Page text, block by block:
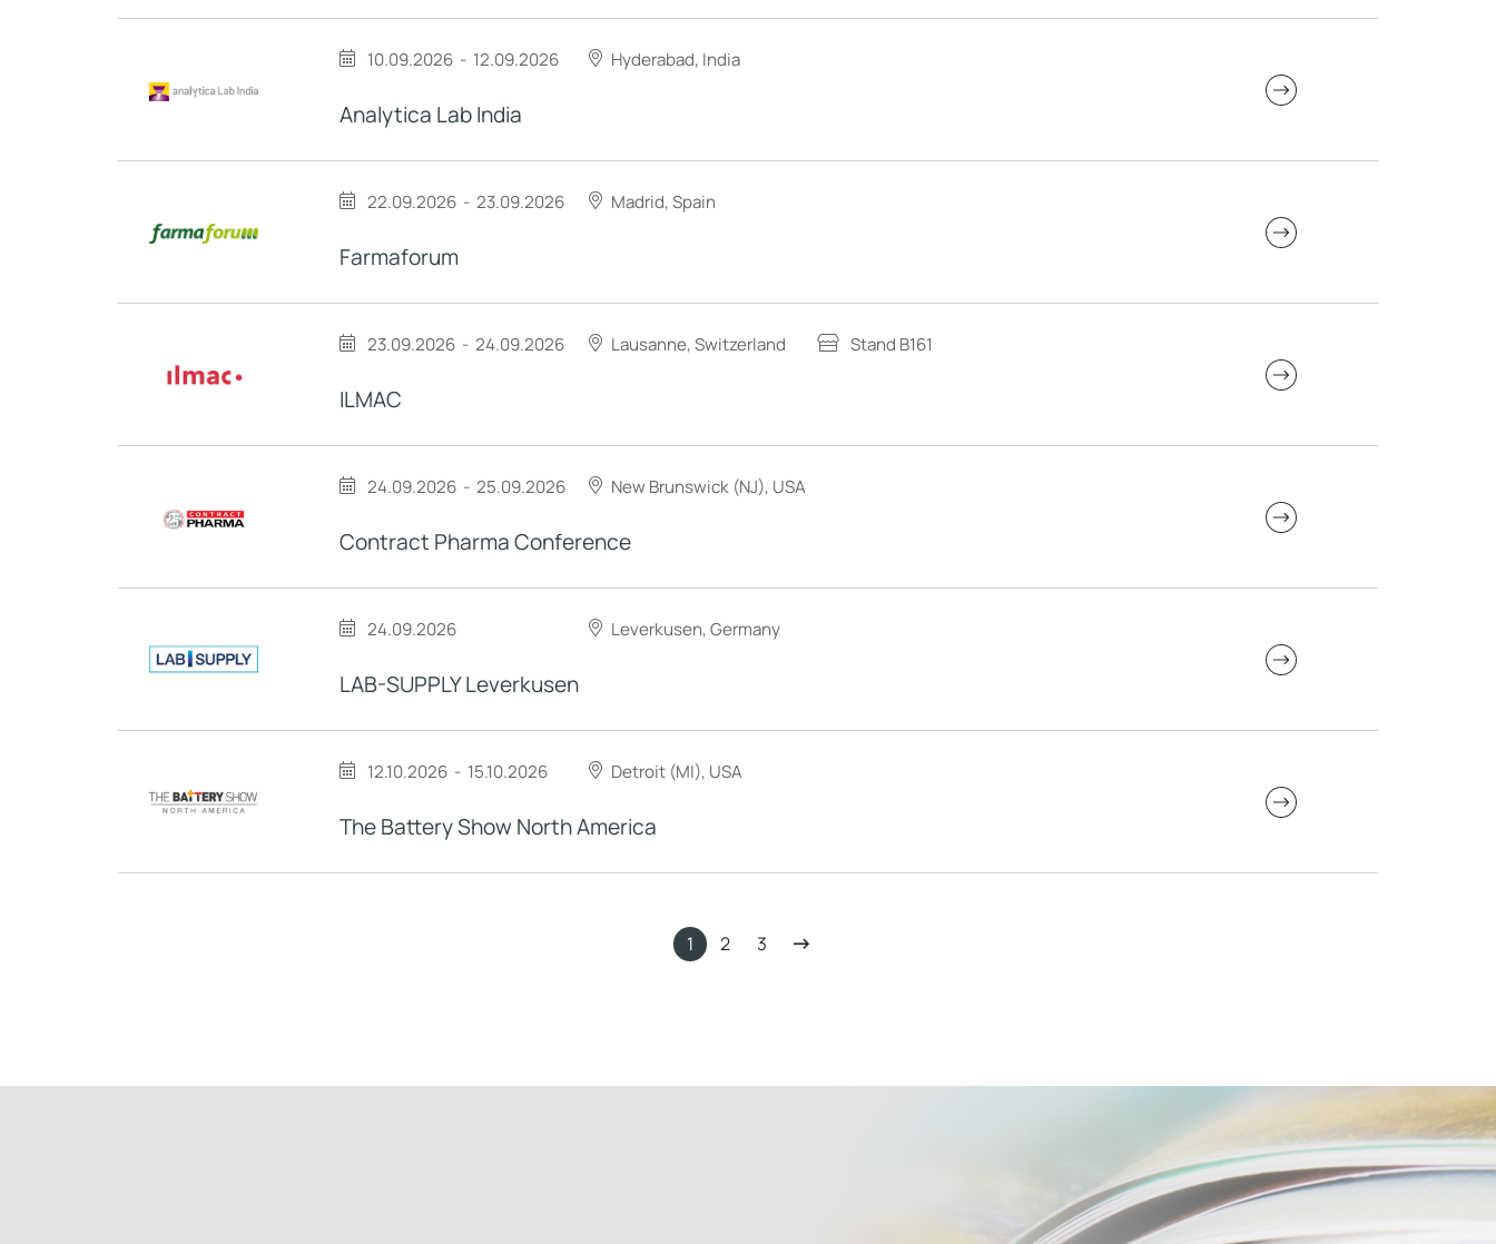
10.09.2026 - 12.09.2026 Hyderabad, India
Analytica Lab India
22.09.2026 - 23.09.2026 Madrid, Spain
Farmaforum
23.09.2026 - 24.09.2026 Lausanne, Switzerland Stand B161
ILMAC
24.09.2026 - 25.09.2026 New Brunswick (NJ), USA
Contract Pharma Conference
24.09.2026 Leverkusen, Germany
LAB-SUPPLY Leverkusen
12.10.2026 - 15.10.2026 Detroit (MI), USA
The Battery Show North America
1 2 3